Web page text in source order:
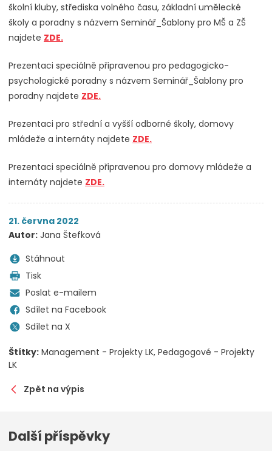
školní kluby, střediska volného času, základní umělecké
školy a poradny s názvem Seminář_Šablony pro MŠ a ZŠ
najdete ZDE.
Prezentaci speciálně připravenou pro pedagogicko-
psychologické poradny s názvem Seminář_Šablony pro
poradny najdete ZDE.
Prezentaci pro střední a vyšší odborné školy, domovy
mládeže a internáty najdete ZDE.
Prezentaci speciálně připravenou pro domovy mládeže a
internáty najdete ZDE.
21. června 2022
Autor: Jana Štefková
Stáhnout
Tisk
Poslat e-mailem
Sdílet na Facebook
Sdílet na X
Štítky: Management - Projekty LK Pedagogové - Projekty
LK
Zpět na výpis
Další příspěvky